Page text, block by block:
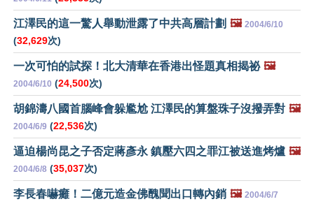
江澤民的這一驚人舉動泄露了中共高層計劃 🖼️ 2004/6/10
(32,629次)
一次可怕的試探！北大清華在香港出怪題真相揭祕 🖼️
2004/6/10 (24,500次)
胡錦濤八國首腦峰會躲尷尬 江澤民的算盤珠子沒撥弄對 🖼️
2004/6/9 (22,536次)
逼迫楊尚昆之子否定蔣彥永 鎮壓六四之罪江被送進烤爐 🖼️
2004/6/8 (35,037次)
李長春嚇癱！二億元造金佛醜聞出口轉內銷 🖼️ 2004/6/7